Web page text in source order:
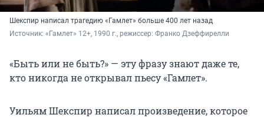
Шекспир написал трагедию «Гамлет» больше 400 лет назад
Источник: «Гамлет» 12+, 1990 г., режиссер: Франко Дзеффирелли
«Быть или не быть?» — эту фразу знают даже те,
кто никогда не открывал пьесу «Гамлет».
Уильям Шекспир написал произведение, которое